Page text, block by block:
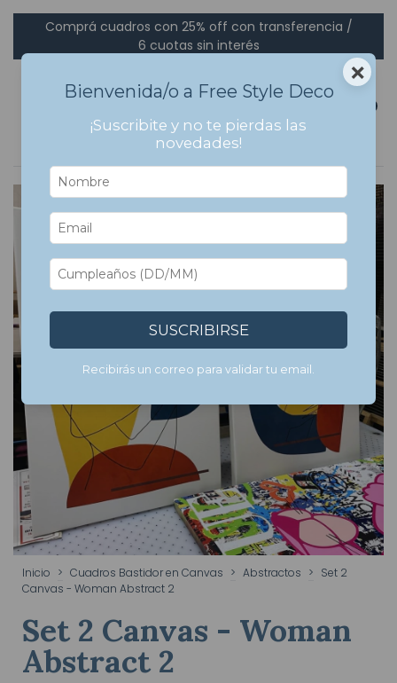
Comprá cuadros con 25% off con transferencia /
6 cuotas sin interés
%OFF
Inicio > Cuadros Bastidor en Canvas > Abstractos > Set 2
Canvas - Woman Abstract 2
Set 2 Canvas - Woman
Abstract 2
×
Bienvenida/o a Free Style Deco
¡Suscribite y no te pierdas las
novedades!
SUSCRIBIRSE
Recibirás un correo para validar tu email.